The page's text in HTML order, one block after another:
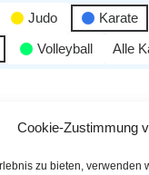
Cookie-Zustimmung
zu bieten, verwenden
Judo Karate
Volleyball Alle